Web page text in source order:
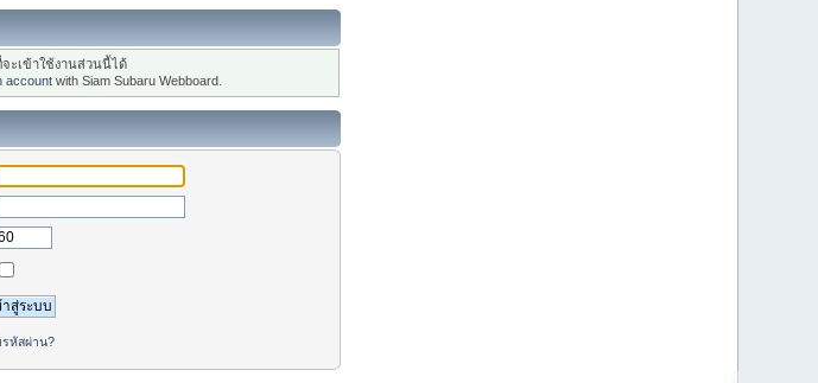
ะเข้าใช้งานส่วนนี้ได้
account with Siam Subaru Webboard.
หัสผ่าน?